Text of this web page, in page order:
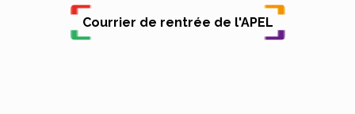
Courrier de rentrée de l'APEL